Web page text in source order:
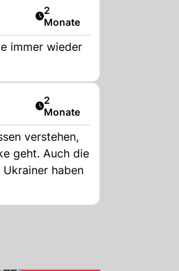
Artikel veröffentlicht:
2
Monate
immer wieder
Artikel veröffentlicht:
2
Monate
verstehen,
geht. Auch die